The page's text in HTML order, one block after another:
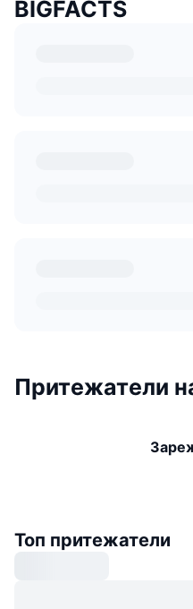
BIGFACTS
Притежатели
Топ притежатели